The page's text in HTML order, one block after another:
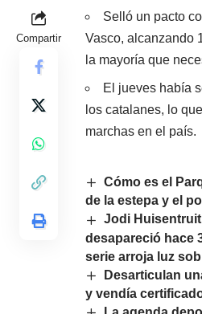
Compartir
Selló un pacto
Vasco, alcanzando
la mayoría que
El jueves había
los catalanes, lo
marchas en el país.
Cómo es el
de la estepa y el
Jodi
desapareció hace
serie arroja luz
Desarticulan
y vendía